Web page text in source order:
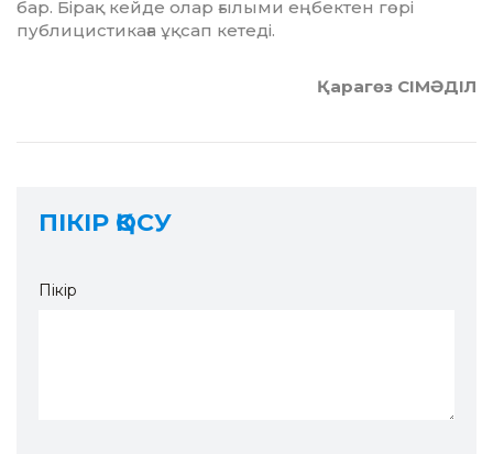
бар. Бірақ кейде олар ғылыми еңбектен гөрі
публицистикаға ұқ­сап кетеді.
Қарагөз СІМӘДІЛ
ПІКІР ҚОСУ
Пікір